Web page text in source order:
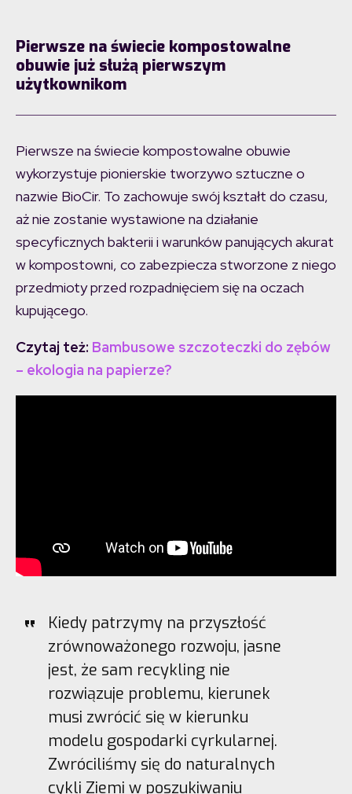
Pierwsze na świecie kompostowalne
obuwie już służą pierwszym
użytkownikom
Pierwsze na świecie kompostowalne obuwie
wykorzystuje pionierskie tworzywo sztuczne o
nazwie BioCir. To zachowuje swój kształt do czasu,
aż nie zostanie wystawione na działanie
specyficznych bakterii i warunków panujących akurat
w kompostowni, co zabezpiecza stworzone z niego
przedmioty przed rozpadnięciem się na oczach
kupującego.
Czytaj też: Bambusowe szczoteczki do zębów
– ekologia na papierze?
Kiedy patrzymy na przyszłość
zrównoważonego rozwoju, jasne
jest, że sam recykling nie
rozwiązuje problemu, kierunek
musi zwrócić się w kierunku
modelu gospodarki cyrkularnej.
Zwróciliśmy się do naturalnych
cykli Ziemi w poszukiwaniu